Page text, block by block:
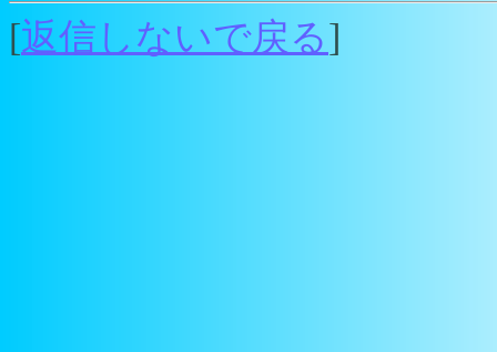
[返信しないで戻る]